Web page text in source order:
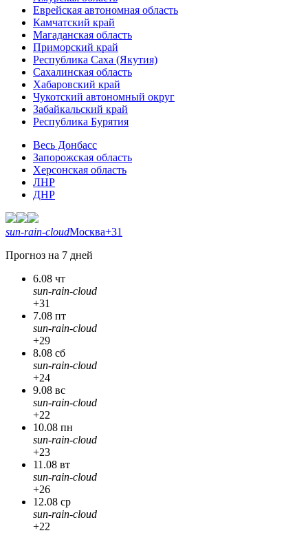
Еврейская автономная область
Камчатский край
Магаданская область
Приморский край
Республика Саха (Якутия)
Сахалинская область
Хабаровский край
Чукотский автономный округ
Забайкальский край
Республика Бурятия
Весь Донбасс
Запорожская область
Херсонская область
ЛНР
ДНР
sun-rain-cloudМосква+31
Прогноз на 7 дней
6.08 чт
sun-rain-cloud
+31
7.08 пт
sun-rain-cloud
+29
8.08 сб
sun-rain-cloud
+24
9.08 вс
sun-rain-cloud
+22
10.08 пн
sun-rain-cloud
+23
11.08 вт
sun-rain-cloud
+26
12.08 ср
sun-rain-cloud
+22